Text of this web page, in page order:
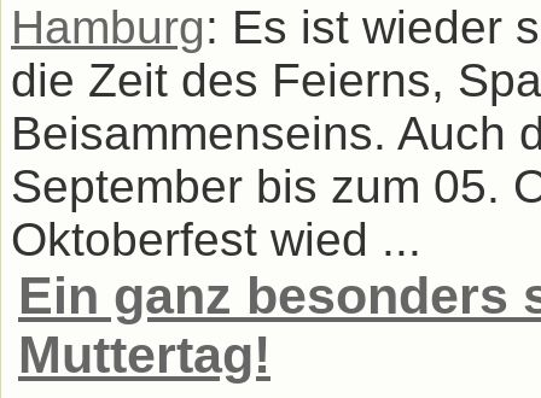
Hamburg: Es ist wieder
die Zeit des Feierns,
Beisammenseins. Auch
September bis zum 05.
Oktoberfest wied ...
Ein ganz besonders
Muttertag!